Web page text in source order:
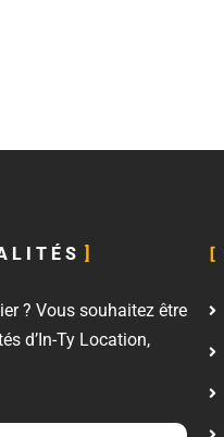
? Vous souhaitez être
d’In-Ty Location,